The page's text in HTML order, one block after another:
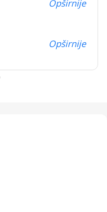
Opširnije
Opširnije